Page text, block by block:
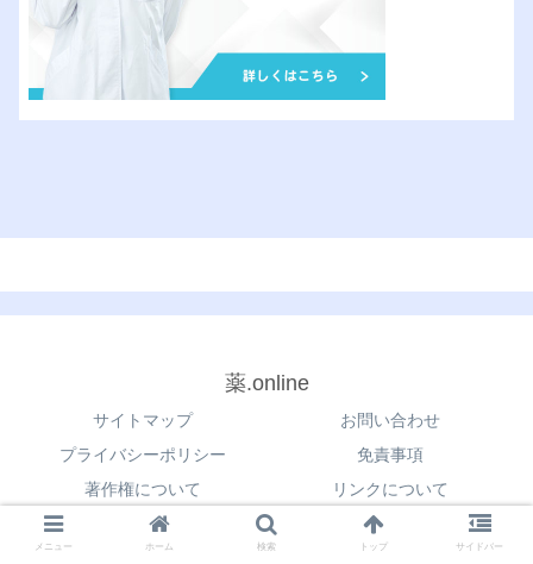
薬.online
サイトマップ
お問い合わせ
プライバシーポリシー
免責事項
著作権について
リンクについて
© 2021 薬.online.
メニュー ホーム 検索 トップ サイドバー